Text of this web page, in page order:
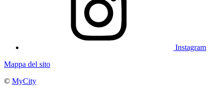
Instagram
Mappa del sito
© MyCity